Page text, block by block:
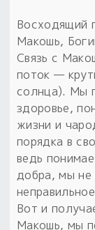
Восходящий
Макошь,
Связь с
поток —
солнца). Мы
здоровье,
жизни и
порядка в
ведь
добра, мы не
Вот и
Макошь, мы